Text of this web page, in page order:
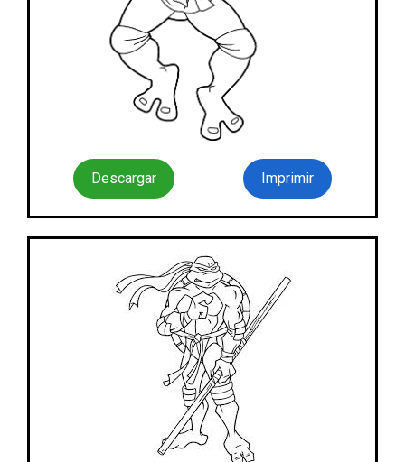
Descargar Imprimir